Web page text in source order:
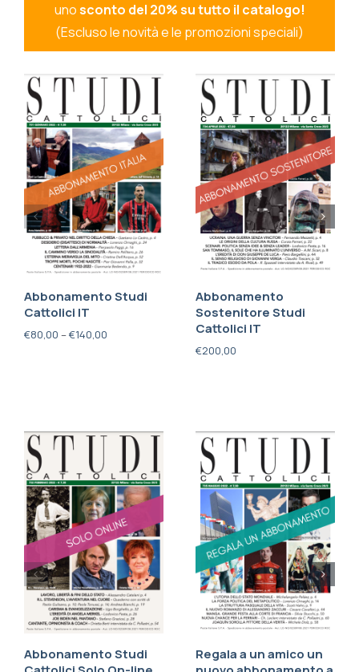
unosconto del 20% su tutto il catalogo!
(Escluso le novità e le promozioni speciali)
Abbonamento Studi
Cattolici IT
€80,00 –€140,00
Abbonamento
Sostenitore Studi
Cattolici IT
€200,00
Abbonamento Studi
Regala a un amico un